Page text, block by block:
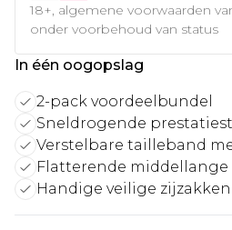
18+, algemene voorwaarden
onder voorbehoud van status
In één oogopslag
2-pack voordeelbundel
Sneldrogende
Verstelbare tailleband
Flatterende middellange
Handige veilige zijzakken